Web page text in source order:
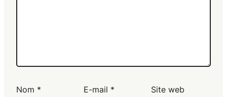
Nom * E-mail * Site web